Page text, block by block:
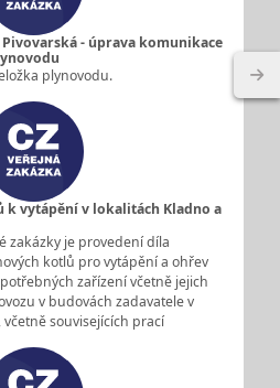
Pivovarská - úprava komunikace
plynovodu.
k vytápění v lokalitách Kladno a
zakázky je provedení díla
kotlů pro vytápění a ohřev
zařízení včetně jejich
v budovách zadavatele v
souvisejících prací